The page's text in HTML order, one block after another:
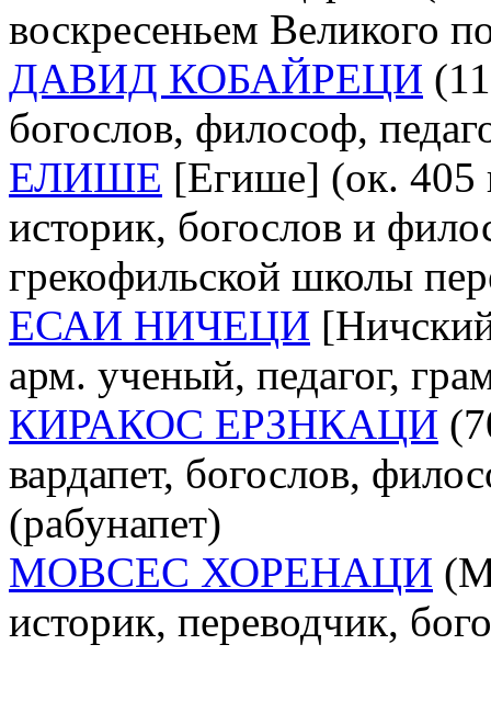
воскресеньем Великого
ДАВИД КОБАЙРЕЦИ
богослов, философ,
ЕЛИШЕ [Егише] (ок. 405
историк, богослов и
грекофильской школы
ЕСАИ НИЧЕЦИ
арм. ученый, педагог,
КИРАКОС ЕРЗНКАЦИ
вардапет, богослов,
(рабунапет)
МОВСЕС ХОРЕНАЦИ
историк, переводчик,